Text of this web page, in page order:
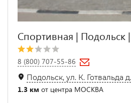
Спортивная | Подольск
8 (800) 707-55-86
Подольск, ул. К. Готвальда
1.3 км от центра МОСКВА